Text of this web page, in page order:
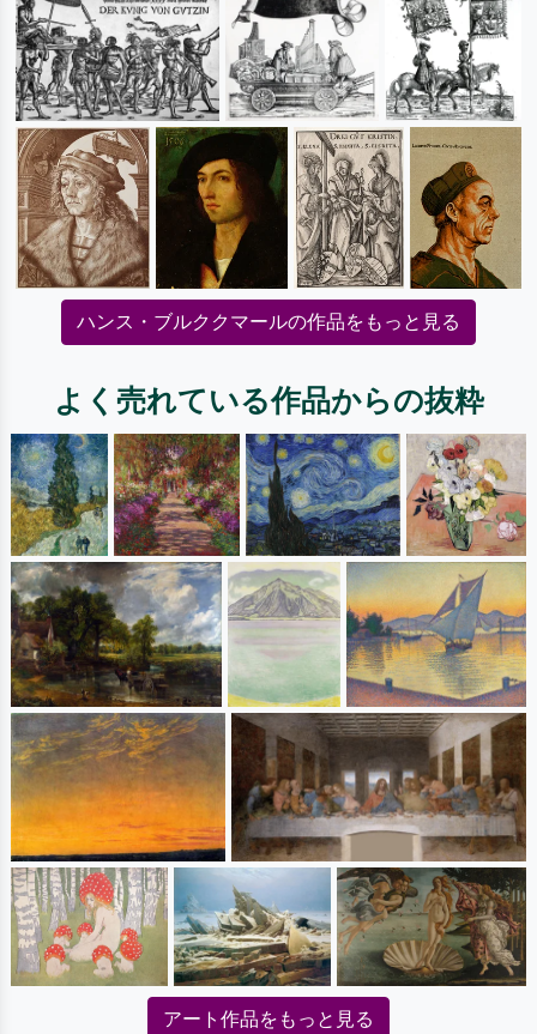
ハンス・ブルククマールの作品をもっと見る
よく売れている作品からの抜粋
アート作品をもっと見る